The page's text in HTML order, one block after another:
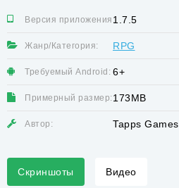
Версия приложения:1.7.5
Жанр/Категория: RPG
Требуемый Android: 6+
Примерный размер: 173MB
Автор: Tapps Games
Скриншоты Видео